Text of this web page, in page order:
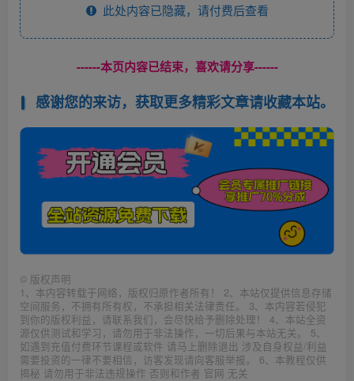
此处内容已隐藏，请付费后查看
------本页内容已结束，喜欢请分享------
感谢您的来访，获取更多精彩文章请收藏本站。
© 版权声明
1、本内容转载于网络，版权归原作者所有！ 2、本站仅提供信息存储
空间服务，不拥有所有权，不承担相关法律责任。 3、本内容若侵犯
到你的版权利益，请联系我们，会尽快给予删除处理！ 4、本站全资
源仅供测试和学习，请勿用于非法操作，一切后果与本站无关。 5、
如遇到充值付费环节课程或软件 请马上删除退出 涉及自身权益/利益
需要投资的一律不要相信，访客发现请向客服举报。 6、本教程仅供
揭秘 请勿用于非法违规操作 否则和作者 官网 无关